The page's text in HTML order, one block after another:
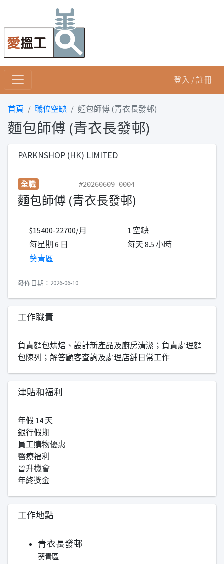
登入 / 註冊
首頁 職位空缺 麵包師傅 (青衣長發邨)
麵包師傅 (青衣長發邨)
PARKNSHOP (HK) LIMITED
全職 #20260609-0004
麵包師傅 (青衣長發邨)
$15400-22700/月
1 空缺
每星期 6 日
每天 8.5 小時
葵青區
發佈日期：2026-06-10
工作職責
負責麵包烘焙、設計新產品及廚房清潔；負責處理麵
包陳列；解答顧客查詢及處理店舖日常工作
津貼和福利
年假 14 天
銀行假期
員工購物優惠
醫療福利
晉升機會
年終獎金
工作地點
青衣長發邨
葵青區